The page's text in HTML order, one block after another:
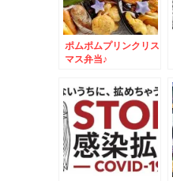
ポムポムプリンクリス
マス弁当♪